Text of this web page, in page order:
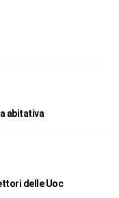
abitativa
delle Uoc